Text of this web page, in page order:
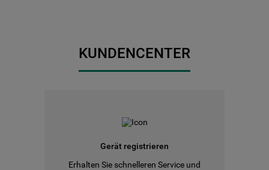
KUNDENCENTER
Gerät registrieren
Erhalten Sie schnelleren Service und